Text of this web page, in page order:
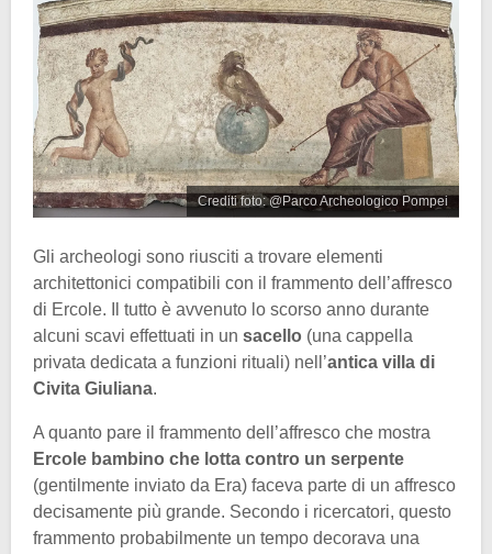
Crediti foto: @Parco Archeologico Pompei
Gli archeologi sono riusciti a trovare elementi
architettonici compatibili con il frammento dell’affresco
di Ercole. Il tutto è avvenuto lo scorso anno durante
alcuni scavi effettuati in un sacello (una cappella
privata dedicata a funzioni rituali) nell’antica villa di
Civita Giuliana.
A quanto pare il frammento dell’affresco che mostra
Ercole bambino che lotta contro un serpente
(gentilmente inviato da Era) faceva parte di un affresco
decisamente più grande. Secondo i ricercatori, questo
frammento probabilmente un tempo decorava una